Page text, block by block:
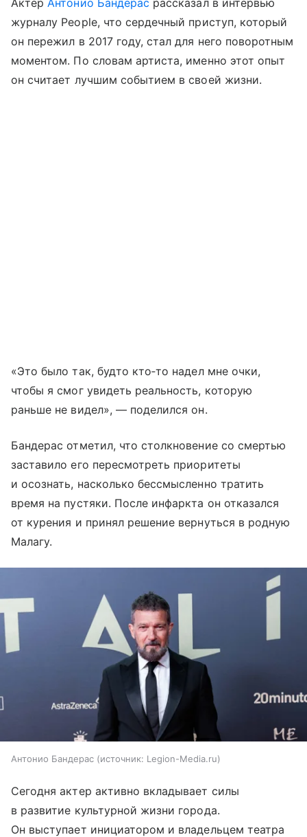
АктерАнтонио Бандерас рассказал в интервью
журналу People, что сердечный приступ, который
он пережил в 2017 году, стал для него поворотным
моментом. По словам артиста, именно этот опыт
он считает лучшим событием в своей жизни.
«Это было так, будто кто‑то надел мне очки,
чтобы я смог увидеть реальность, которую
раньше не видел», — поделился он.
Бандерас отметил, что столкновение со смертью
заставило его пересмотреть приоритеты
и осознать, насколько бессмысленно тратить
время на пустяки. После инфаркта он отказался
от курения и принял решение вернуться в родную
Малагу.
Антонио Бандерас источник: Legion-Media.ru
Сегодня актер активно вкладывает силы
в развитие культурной жизни города.
Он выступает инициатором и владельцем театра